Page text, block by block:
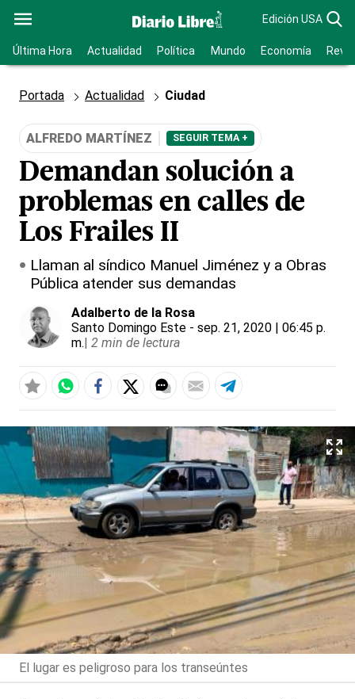
Edición USA
Última Hora Actualidad Política Mundo Economía
Portada Actualidad Ciudad
ALFREDO MARTÍNEZ SEGUIR TEMA +
Demandan solución a
problemas en calles de
Los Frailes II
Llaman al síndico Manuel Jiménez y a Obras
Pública atender sus demandas
Adalberto de la Rosa
Santo Domingo Este - sep. 21, 2020 | 06:45 p.
m.| 2 min de lectura
El lugar es peligroso para los transeúntes